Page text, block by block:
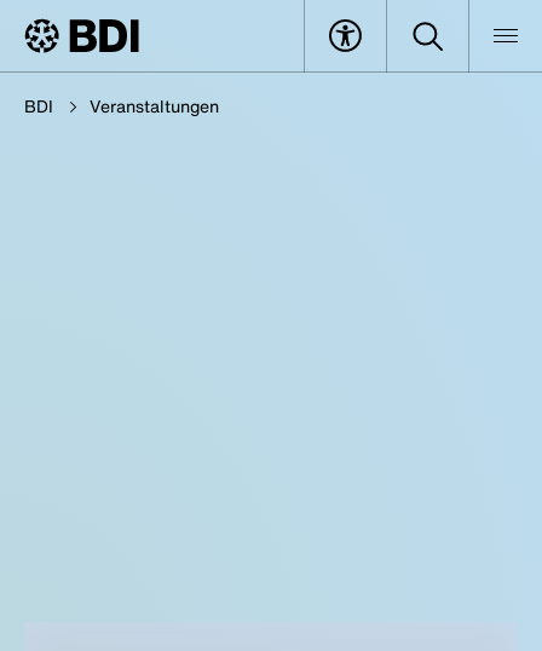
BDI Veranstaltungen